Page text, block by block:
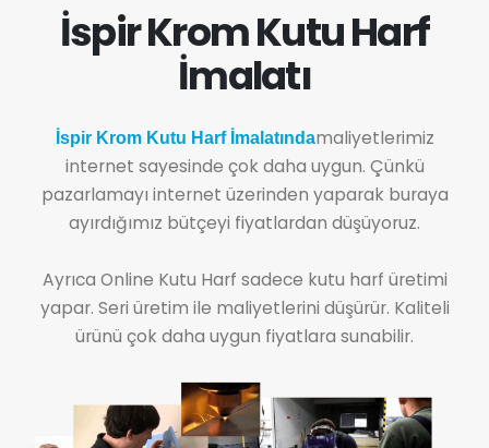
İspir Krom Kutu Harf
İmalatı
İspir Krom Kutu Harf İmalatındamaliyetlerimiz
internet sayesinde çok daha uygun. Çünkü
pazarlamayı internet üzerinden yaparak buraya
ayırdığımız bütçeyi fiyatlardan düşüyoruz.
Ayrıca Online Kutu Harf sadece kutu harf üretimi
yapar. Seri üretim ile maliyetlerini düşürür. Kaliteli
ürünü çok daha uygun fiyatlara sunabilir.